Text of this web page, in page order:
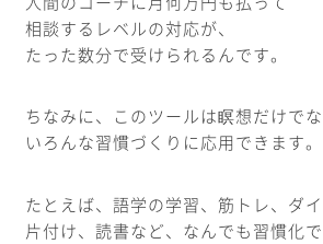
相談するレベルの対応が、
たった数分で受けられるんです。
ちなみに、このツールは瞑想だけでな
いろんな習慣づくりに応用できます。
たとえば、語学の学習、筋トレ、ダイ
片付け、読書など、なんでも習慣化で